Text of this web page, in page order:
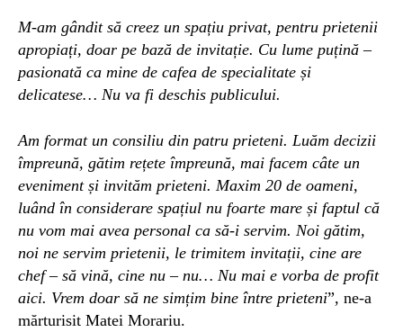
M-am gândit să creez un spațiu privat, pentru prietenii
apropiați, doar pe bază de invitație. Cu lume puțină –
pasionată ca mine de cafea de specialitate și
delicatese… Nu va fi deschis publicului.
Am format un consiliu din patru prieteni. Luăm decizii
împreună, gătim rețete împreună, mai facem câte un
eveniment și invităm prieteni. Maxim 20 de oameni,
luând în considerare spațiul nu foarte mare și faptul că
nu vom mai avea personal ca să-i servim. Noi gătim,
noi ne servim prietenii, le trimitem invitații, cine are
chef – să vină, cine nu – nu… Nu mai e vorba de profit
aici. Vrem doar să ne simțim bine între prieteni”, ne-a
mărturisit Matei Morariu.